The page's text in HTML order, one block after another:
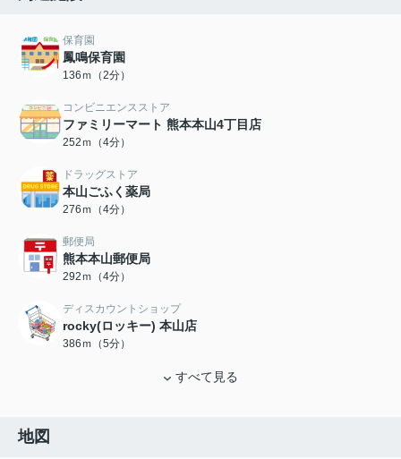
保育園
鳳鳴保育園
136ｍ（2分）
コンビニエンスストア
ファミリーマート 熊本本山4丁目店
252ｍ（4分）
ドラッグストア
本山ごふく薬局
276ｍ（4分）
郵便局
熊本本山郵便局
292ｍ（4分）
ディスカウントショップ
rocky(ロッキー) 本山店
386ｍ（5分）
すべて見る
地図